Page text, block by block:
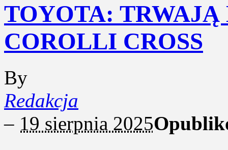
TOYOTA:
COROLLI CROSS
By
Redakcja
– 19 sierpnia 2025